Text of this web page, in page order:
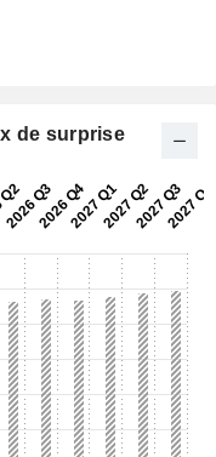
de surprise